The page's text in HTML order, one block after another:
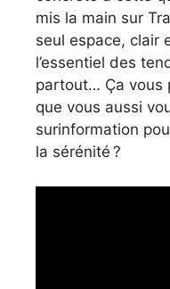
mis la main sur
seul espace, clair
l’essentiel des
partout… Ça vous
que vous aussi
surinformation
la sérénité ?